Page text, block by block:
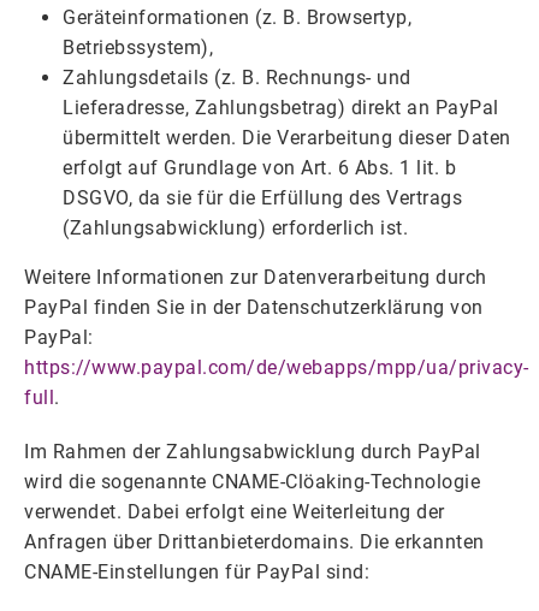
Geräteinformationen (z. B. Browsertyp,
Betriebssystem),
Zahlungsdetails (z. B. Rechnungs- und
Lieferadresse, Zahlungsbetrag) direkt an PayPal
übermittelt werden. Die Verarbeitung dieser Daten
erfolgt auf Grundlage von Art. 6 Abs. 1 lit. b
DSGVO, da sie für die Erfüllung des Vertrags
(Zahlungsabwicklung) erforderlich ist.
Weitere Informationen zur Datenverarbeitung durch
PayPal finden Sie in der Datenschutzerklärung von
PayPal:
https://www.paypal.com/de/webapps/mpp/ua/privacy-
full.
Im Rahmen der Zahlungsabwicklung durch PayPal
wird die sogenannte CNAME-Clöaking-Technologie
verwendet. Dabei erfolgt eine Weiterleitung der
Anfragen über Drittanbieterdomains. Die erkannten
CNAME-Einstellungen für PayPal sind: